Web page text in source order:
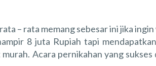
– rata memang sebesar ini jika
8 juta Rupiah tapi
Acara pernikahan yang sukses